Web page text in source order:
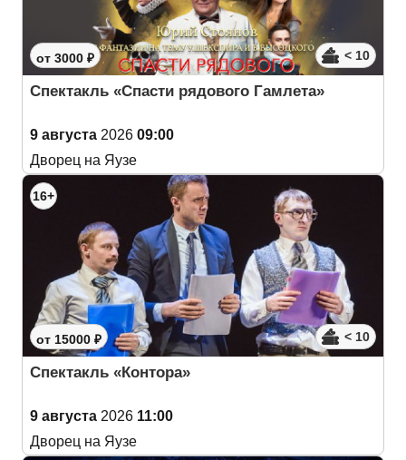
от 3000 ₽ < 10
Спектакль «Спасти рядового Гамлета»
9 августа 2026 09:00
Дворец на Яузе
16+
от 15000 ₽ < 10
Спектакль «Контора»
9 августа 2026 11:00
Дворец на Яузе